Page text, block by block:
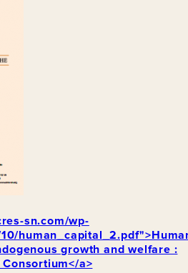
sn.com/wp-
growth and welfare :
a>